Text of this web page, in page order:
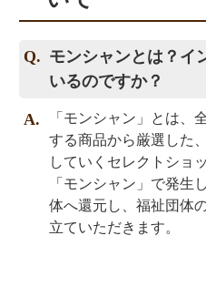
モンシャンとは？イ
いるのですか？
「モンシャン」とは、
する商品から厳選した
していくセレクトショ
「モンシャン」で発生
体へ還元し、福祉団体
立ていただきます。